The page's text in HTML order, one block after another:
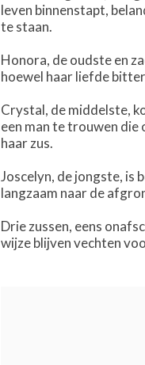
leven binnenstapt,
te staan.
Honora, de oudste en
hoewel haar liefde
Crystal, de middelste,
een man te trouwen die
haar zus.
Joscelyn, de jongste, is
langzaam naar de
Drie zussen, eens
wijze blijven vechten